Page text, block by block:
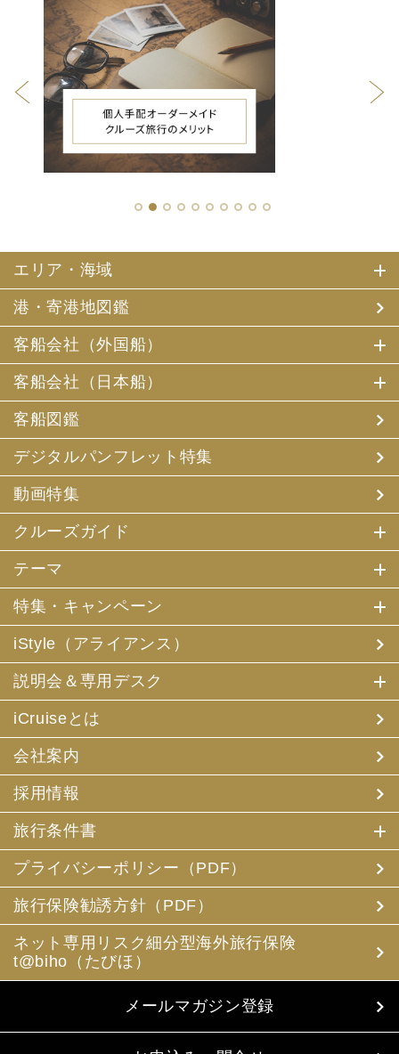
1 2 3 4 5 6 7 8 9 10
エリア・海域
港・寄港地図鑑
客船会社（外国船）
客船会社（日本船）
客船図鑑
デジタルパンフレット特集
動画特集
クルーズガイド
テーマ
特集・キャンペーン
iStyle（アライアンス）
説明会＆専用デスク
iCruiseとは
会社案内
採用情報
旅行条件書
プライバシーポリシー（PDF）
旅行保険勧誘方針（PDF）
ネット専用リスク細分型海外旅行保険
t@biho（たびほ）
メールマガジン登録